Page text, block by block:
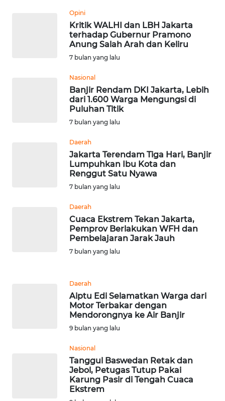
Opini
Kritik WALHI dan LBH Jakarta
terhadap Gubernur Pramono
Anung Salah Arah dan Keliru
7 bulan yang lalu
Nasional
Banjir Rendam DKI Jakarta, Lebih
dari 1.600 Warga Mengungsi di
Puluhan Titik
7 bulan yang lalu
Daerah
Jakarta Terendam Tiga Hari, Banjir
Lumpuhkan Ibu Kota dan
Renggut Satu Nyawa
7 bulan yang lalu
Daerah
Cuaca Ekstrem Tekan Jakarta,
Pemprov Berlakukan WFH dan
Pembelajaran Jarak Jauh
7 bulan yang lalu
Daerah
Aiptu Edi Selamatkan Warga dari
Motor Terbakar dengan
Mendorongnya ke Air Banjir
9 bulan yang lalu
Nasional
Tanggul Baswedan Retak dan
Jebol, Petugas Tutup Pakai
Karung Pasir di Tengah Cuaca
Ekstrem